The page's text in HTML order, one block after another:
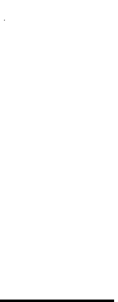
يوفر خدمة عملاء ودعم فني علي مدار الساعة وبتنسيق كامل بين عملاء توشيبا بلبيس و مهندسينا في مختلف مناطق محافظة بلبيس .